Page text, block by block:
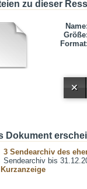
zu dieser
Dokument
3 Sendearchiv des
Sendearchiv bis